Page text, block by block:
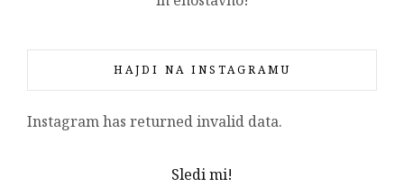
HAJDI NA INSTAGRAMU
Instagram has returned invalid data.
Sledi mi!